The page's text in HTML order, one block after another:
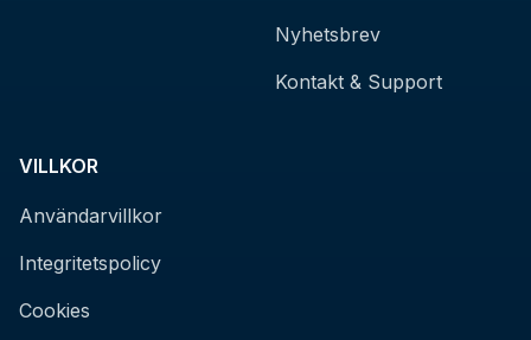
Nyhetsbrev
Kontakt & Support
VILLKOR
Användarvillkor
Integritetspolicy
Cookies